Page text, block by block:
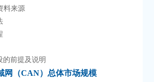
料来源
假设的前提及说明
网（CAN）总体市场规模